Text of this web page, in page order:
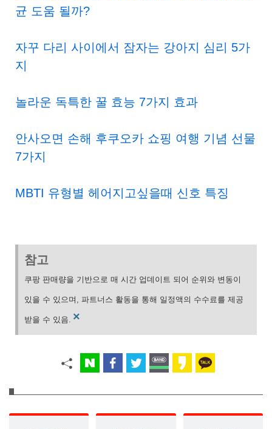
균 도움 될까?
자꾸 다리 사이에서 잠자는 강아지 심리 5가
지
놀라운 독특한 꿀 효능 7가지 효과
안사오면 손해 후쿠오카 쇼핑 여행 기념 선물
7가지
MBTI 유형별 헤어지고싶을때 신호 특징
참고
쿠팡 판매량을 기반으로 매 시간 업데이트 되어 순위와 변동이
있을 수 있으며, 파트너스 활동을 통해 일정액의 수수료를 제공
받을 수 있음. ×